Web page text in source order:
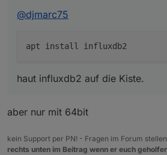
remote
help, h
--help, -h  show
@djmarc75
haut influxdb2 auf die Kiste.
aber nur mit 64bit
kein Support per PN! - Fragen im Forum
rechts unten im Beitrag wenn er euch